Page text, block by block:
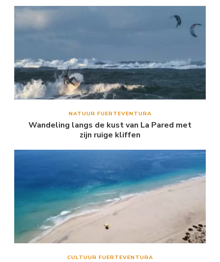
NATUUR FUERTEVENTURA
Wandeling langs de kust van La Pared met
zijn ruige kliffen
CULTUUR FUERTEVENTURA